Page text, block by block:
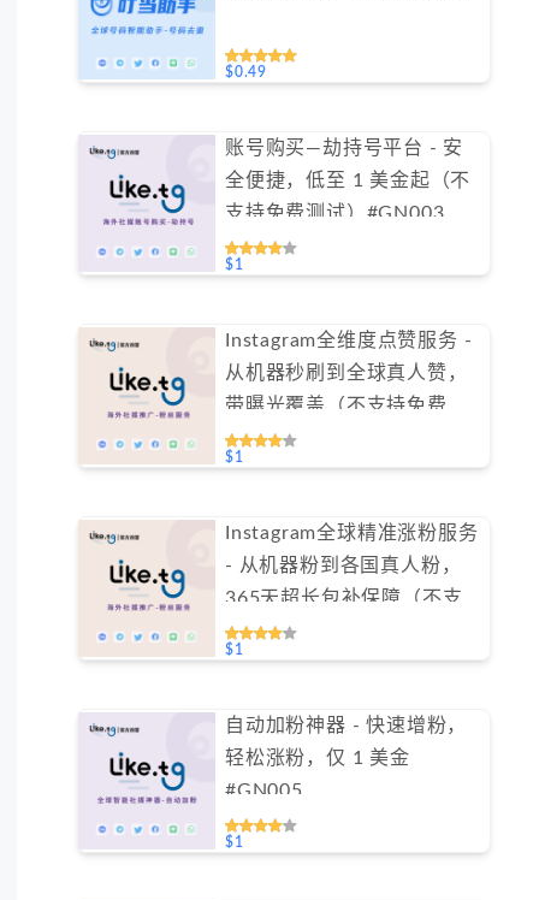
$0.49
账号购买—劫持号平台 - 安
全便捷，低至 1 美金起（不
支持免费测试）#GN003
$1
Instagram全维度点赞服务 -
从机器秒刷到全球真人赞，
带曝光覆盖（不支持免费测
试）
$1
Instagram全球精准涨粉服务
- 从机器粉到各国真人粉，
365天超长包补保障（不支
持免费测试）
$1
自动加粉神器 - 快速增粉，
轻松涨粉，仅 1 美金
#GN005
$1